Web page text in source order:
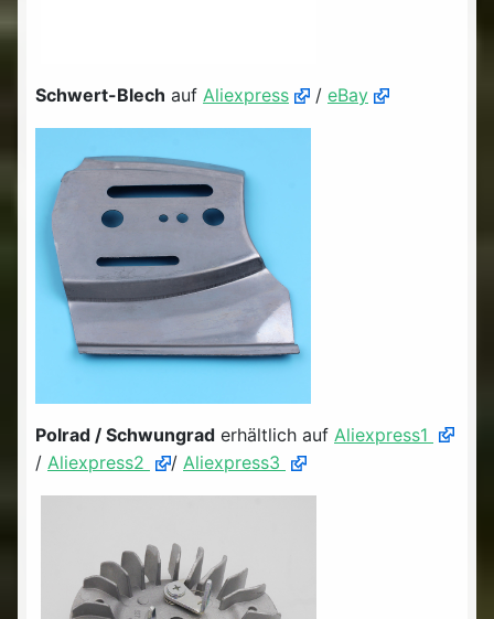
Schwert-Blech auf Aliexpress / eBay
Polrad / Schwungrad erhältlich auf Aliexpress1
/ Aliexpress2 / Aliexpress3